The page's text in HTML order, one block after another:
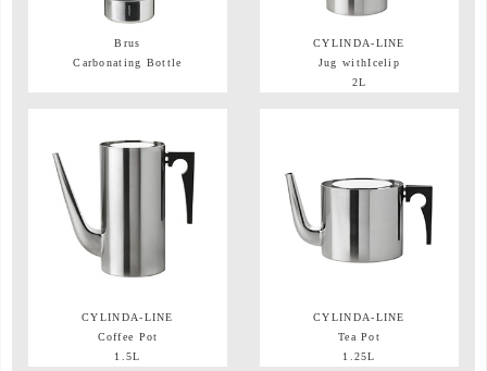
Brus
Carbonating Bottle
CYLINDA-LINE
Jug withIcelip
2L
CYLINDA-LINE
Coffee Pot
1.5L
CYLINDA-LINE
Tea Pot
1.25L